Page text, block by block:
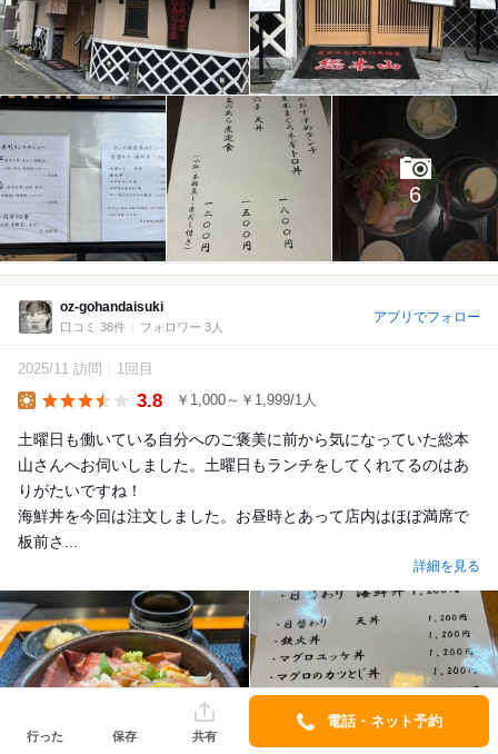
6
oz-gohandaisuki
口コミ 38件 フォロワー 3人
アプリでフォロー
2025/11 訪問 1回目
3.8 ￥1,000～￥1,999/1人
土曜日も働いている自分へのご褒美に前から気になっていた総本
山さんへお伺いしました。土曜日もランチをしてくれてるのはあ
りがたいですね！
海鮮丼を今回は注文しました。お昼時とあって店内はほぼ満席で
板前さ...
詳細を見る
行った 保存 共有
電話・ネット予約